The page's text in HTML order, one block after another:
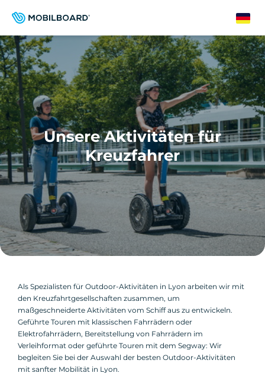
zum
German
Unsere Aktivitäten für
Kreuzfahrer
Als Spezialisten für Outdoor-Aktivitäten in Lyon arbeiten wir mit
den Kreuzfahrtgesellschaften zusammen, um
maßgeschneiderte Aktivitäten vom Schiff aus zu entwickeln.
Geführte Touren mit klassischen Fahrrädern oder
Elektrofahrrädern, Bereitstellung von Fahrrädern im
Verleihformat oder geführte Touren mit dem Segway: Wir
begleiten Sie bei der Auswahl der besten Outdoor-Aktivitäten
mit sanfter Mobilität in Lyon.